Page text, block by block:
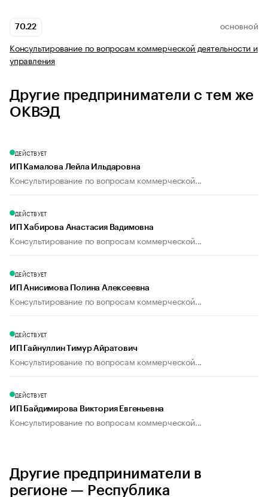
70.22 ОСНОВНОЙ
Консультирование по вопросам коммерческой деятельности и
управления
Другие предприниматели с тем же
ОКВЭД
ДЕЙСТВУЕТ
ИП Камалова Лейла Ильдаровна
Консультирование по вопросам коммерческой...
ДЕЙСТВУЕТ
ИП Хабирова Анастасия Вадимовна
Консультирование по вопросам коммерческой...
ДЕЙСТВУЕТ
ИП Анисимова Полина Алексеевна
Консультирование по вопросам коммерческой...
ДЕЙСТВУЕТ
ИП Гайнуллин Тимур Айратович
Консультирование по вопросам коммерческой...
ДЕЙСТВУЕТ
ИП Байдимирова Виктория Евгеньевна
Консультирование по вопросам коммерческой...
Другие предприниматели в
регионе — Республика